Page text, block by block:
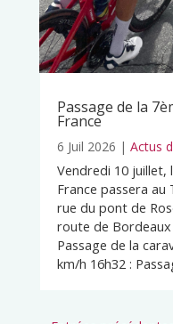
Passage de la
France
6 Juil 2026 | Actus
Vendredi 10
France passera au
rue du pont de
route de Bordeaux
Passage de la
km/h 16h32 :